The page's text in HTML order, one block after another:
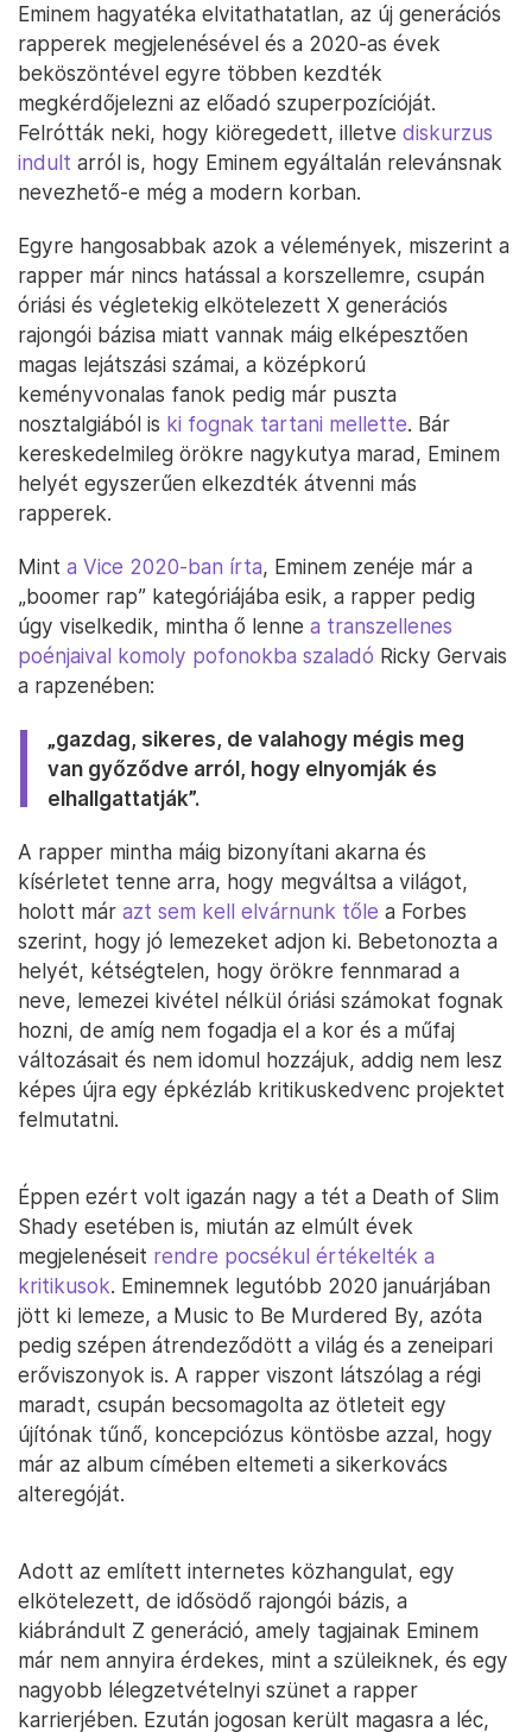
Eminem hagyatéka elvitathatatlan, az új generációs
rapperek megjelenésével és a 2020-as évek
beköszöntével egyre többen kezdték
megkérdőjelezni az előadó szuperpozícióját.
Felrótták neki, hogy kiöregedett, illetve diskurzus
indult arról is, hogy Eminem egyáltalán relevánsnak
nevezhető-e még a modern korban.
Egyre hangosabbak azok a vélemények, miszerint a
rapper már nincs hatással a korszellemre, csupán
óriási és végletekig elkötelezett X generációs
rajongói bázisa miatt vannak máig elképesztően
magas lejátszási számai, a középkorú
keményvonalas fanok pedig már puszta
nosztalgiából is ki fognak tartani mellette. Bár
kereskedelmileg örökre nagykutya marad, Eminem
helyét egyszerűen elkezdték átvenni más
rapperek.
Mint a Vice 2020-ban írta, Eminem zenéje már a
„boomer rap” kategóriájába esik, a rapper pedig
úgy viselkedik, mintha ő lenne a transzellenes
poénjaival komoly pofonokba szaladó Ricky Gervais
a rapzenében:
„gazdag, sikeres, de valahogy mégis meg
van győződve arról, hogy elnyomják és
elhallgattatják”.
A rapper mintha máig bizonyítani akarna és
kísérletet tenne arra, hogy megváltsa a világot,
holott már azt sem kell elvárnunk tőle a Forbes
szerint, hogy jó lemezeket adjon ki. Bebetonozta a
helyét, kétségtelen, hogy örökre fennmarad a
neve, lemezei kivétel nélkül óriási számokat fognak
hozni, de amíg nem fogadja el a kor és a műfaj
változásait és nem idomul hozzájuk, addig nem lesz
képes újra egy épkézláb kritikuskedvenc projektet
felmutatni.
Éppen ezért volt igazán nagy a tét a Death of Slim
Shady esetében is, miután az elmúlt évek
megjelenéseit rendre pocsékul értékelték a
kritikusok. Eminemnek legutóbb 2020 januárjában
jött ki lemeze, a Music to Be Murdered By, azóta
pedig szépen átrendeződött a világ és a zeneipari
erőviszonyok is. A rapper viszont látszólag a régi
maradt, csupán becsomagolta az ötleteit egy
újítónak tűnő, koncepciózus köntösbe azzal, hogy
már az album címében eltemeti a sikerkovács
alteregóját.
Adott az említett internetes közhangulat, egy
elkötelezett, de idősödő rajongói bázis, a
kiábrándult Z generáció, amely tagjainak Eminem
már nem annyira érdekes, mint a szüleiknek, és egy
nagyobb lélegzetvételnyi szünet a rapper
karrierjében. Ezután jogosan került magasra a léc,